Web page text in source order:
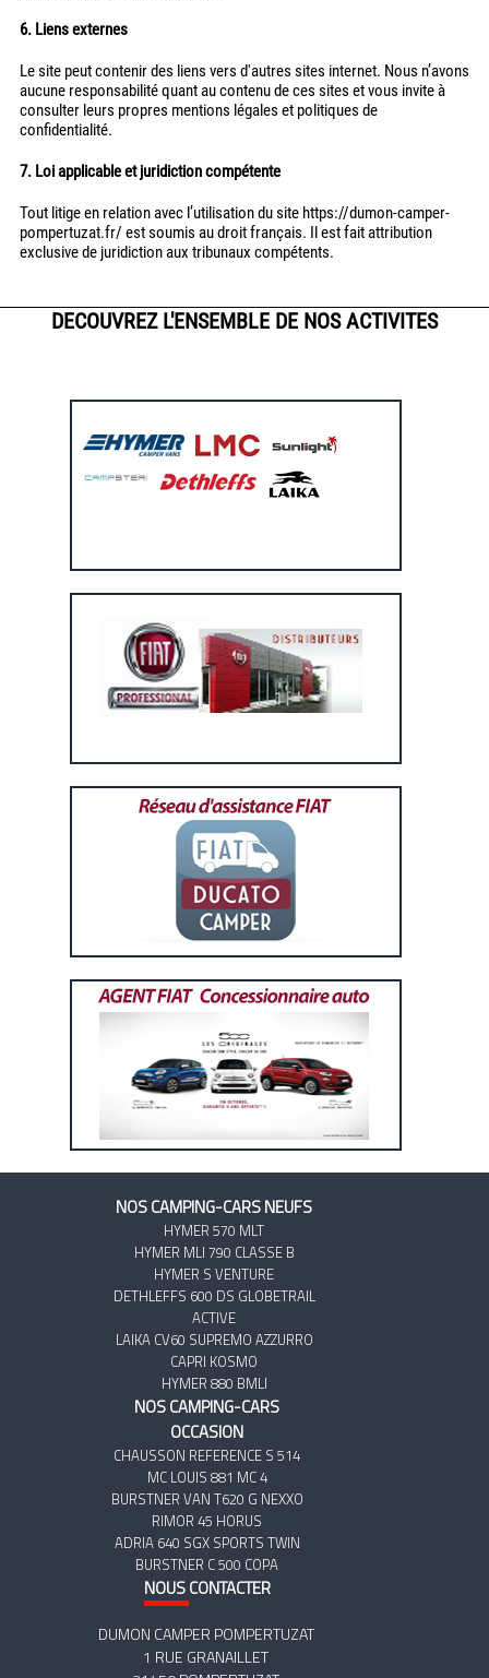
6. Liens externes
Le site peut contenir des liens vers d'autres sites internet. Nous n’avons
aucune responsabilité quant au contenu de ces sites et vous invite à
consulter leurs propres mentions légales et politiques de
confidentialité.
7. Loi applicable et juridiction compétente
Tout litige en relation avec l’utilisation du site https://dumon-camper-
pompertuzat.fr/ est soumis au droit français. Il est fait attribution
exclusive de juridiction aux tribunaux compétents.
DECOUVREZ L'ENSEMBLE DE NOS ACTIVITES
NOS CAMPING-CARS NEUFS
HYMER 570 MLT
HYMER MLI 790 CLASSE B
HYMER S VENTURE
DETHLEFFS 600 DS GLOBETRAIL
ACTIVE
LAIKA CV60 SUPREMO AZZURRO
CAPRI KOSMO
HYMER 880 BMLI
NOS CAMPING-CARS
OCCASION
CHAUSSON REFERENCE S 514
MC LOUIS 881 MC 4
BURSTNER VAN T620 G NEXXO
RIMOR 45 HORUS
ADRIA 640 SGX SPORTS TWIN
BURSTNER C 500 COPA
NOUSCONTACTER
DUMON CAMPER POMPERTUZAT
1 RUE GRANAILLET